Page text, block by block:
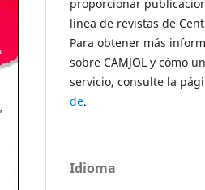
proporcionar
línea de revistas de
Para obtener más
sobre CAMJOL y cómo
servicio, consulte la
de.
Idioma